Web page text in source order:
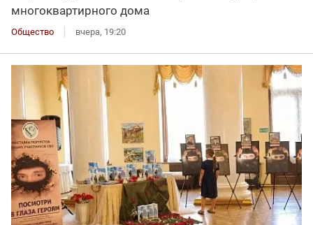
многоквартирного дома
Общество вчера, 19:20